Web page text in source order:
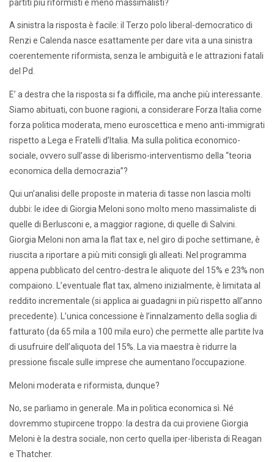
partiti più riformisti e meno massimalisti?
A sinistra la risposta è facile: il Terzo polo liberal-democratico di
Renzi e Calenda nasce esattamente per dare vita a una sinistra
coerentemente riformista, senza le ambiguità e le attrazioni fatali
del Pd.
E’ a destra che la risposta si fa difficile, ma anche più interessante.
Siamo abituati, con buone ragioni, a considerare Forza Italia come
forza politica moderata, meno euroscettica e meno anti-immigrati
rispetto a Lega e Fratelli d’Italia. Ma sulla politica economico-
sociale, ovvero sull’asse di liberismo-interventismo della “teoria
economica della democrazia”?
Qui un’analisi delle proposte in materia di tasse non lascia molti
dubbi: le idee di Giorgia Meloni sono molto meno massimaliste di
quelle di Berlusconi e, a maggior ragione, di quelle di Salvini.
Giorgia Meloni non ama la flat tax e, nel giro di poche settimane, è
riuscita a riportare a più miti consigli gli alleati. Nel programma
appena pubblicato del centro-destra le aliquote del 15% e 23% non
compaiono. L’eventuale flat tax, almeno inizialmente, è limitata al
reddito incrementale (si applica ai guadagni in più rispetto all’anno
precedente). L’unica concessione è l’innalzamento della soglia di
fatturato (da 65 mila a 100 mila euro) che permette alle partite Iva
di usufruire dell’aliquota del 15%. La via maestra è ridurre la
pressione fiscale sulle imprese che aumentano l’occupazione.
Meloni moderata e riformista, dunque?
No, se parliamo in generale. Ma in politica economica sì. Né
dovremmo stupircene troppo: la destra da cui proviene Giorgia
Meloni è la destra sociale, non certo quella iper-liberista di Reagan
e Thatcher.